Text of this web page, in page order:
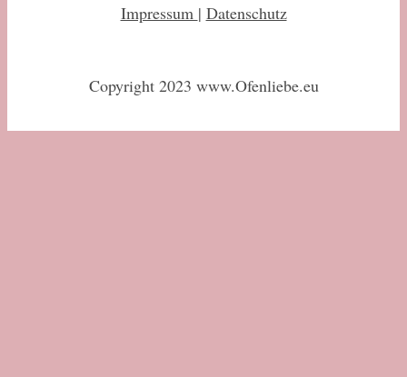
Impressum | Datenschutz
Copyright 2023 www.Ofenliebe.eu